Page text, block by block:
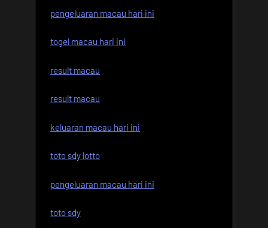
pengeluaran macau hari ini
togel macau hari ini
result macau
result macau
keluaran macau hari ini
toto sdy lotto
pengeluaran macau hari ini
toto sdy